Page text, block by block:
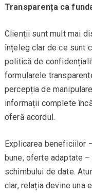
Transparența ca
Clienții sunt mult mai
înțeleg clar de ce sunt
politică de
formularele
percepția de
informații complete
oferă acordul.
Explicarea beneficiilor
bune, oferte adaptate
schimbului de date.
clar, relația devine una